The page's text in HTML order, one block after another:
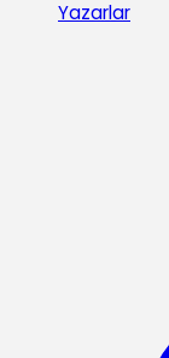
Yazarlar